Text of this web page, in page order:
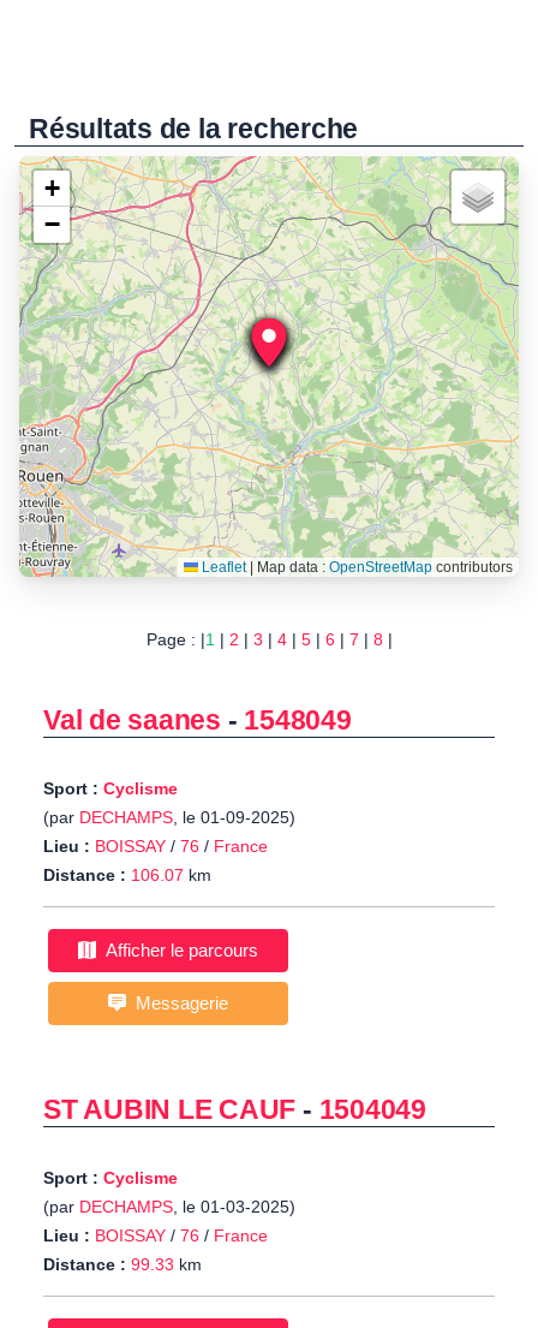
Résultats de la recherche
+
−
Leaflet Map data : OpenStreetMapcontributors
Page : |1| 2 | 3 | 4| 5| 6 | 7 | 8 |
Val de saanes - 1548049
Sport : Cyclisme
(par DECHAMPS, le 01-09-2025)
Lieu : BOISSAY / 76 / France
Distance : 106.07 km
Afficher le parcours
Messagerie
ST AUBIN LE CAUF - 1504049
Sport : Cyclisme
(par DECHAMPS, le 01-03-2025)
Lieu : BOISSAY / 76 / France
Distance : 99.33 km